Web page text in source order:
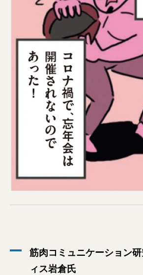
筋肉コミュニケーション
ィス岩倉氏